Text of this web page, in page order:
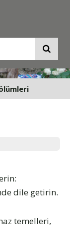
dile getirin.
temelleri,